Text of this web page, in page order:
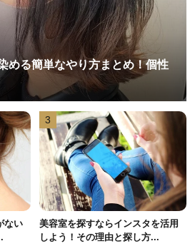
める簡単なやり方まとめ！個性
ない
3
美容室を探すならインスタを活用
しよう！その理由と探し方...